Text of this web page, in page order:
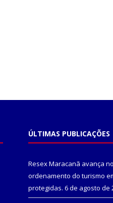
ÚLTIMAS PUBLICAÇÕES
Resex Maracanã avança
ordenamento do turismo
protegidas. 6 de agosto de